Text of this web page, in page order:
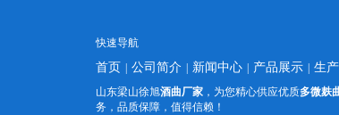
快速导航
首页 公司简介 新闻中心 产品展示 生
山东梁山徐旭酒曲厂家 ，为您精心供应优质多微麸
务，品质保障，值得信赖！